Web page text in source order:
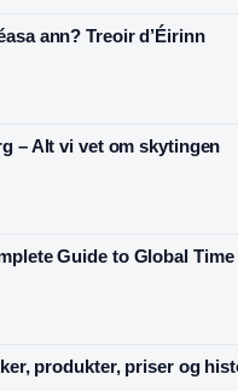
ann? Treoir d’Éirinn
– Alt vi vet om skytingen
Guide to Global Time
produkter, priser og